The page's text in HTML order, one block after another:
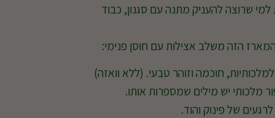
שרוצה להעניק מתנה עם סגנון, כבוד
הזה משלב אצילות עם חוסן פנימי:
חוכמה וזוהר טבעי. (ללא וואזה)
מלכותי יש מילים שמספרות אותו.
של פינוק והוד.